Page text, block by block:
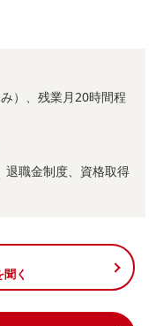
）、残業月20時間程
退職金制度、資格取得
く